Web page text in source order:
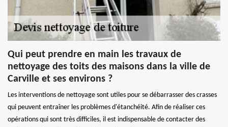
Qui peut prendre en main les travaux de
nettoyage des toits des maisons dans la ville de
Carville et ses environs ?
Les interventions de nettoyage sont utiles pour se débarrasser des crasses
qui peuvent entraîner les problèmes d'étanchéité. Afin de réaliser ces
opérations qui sont très difficiles, il est indispensable de contacter des